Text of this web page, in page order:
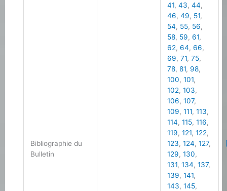
Bibliographie du
Bulletin
41,43,44,
46,49, 51,
54, 55, 56,
58, 59,61,
62,64,66,
69,71,75,
78,81, 98,
100,101,
102,103,
106,107,
109,111,113,
114,115,116,
119,121,122,
123,124,127,
129,130,
131,134,137,
139,141,
143,145,